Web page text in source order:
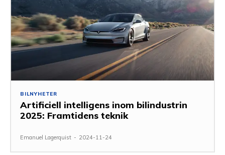
BILNYHETER
Artificiell intelligens inom bilindustrin
2025: Framtidens teknik
Emanuel Lagerquist - 2024-11-24